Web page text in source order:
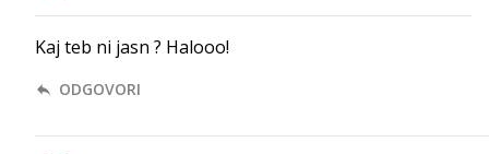
Kaj teb ni jasn ? Halooo!
ODGOVORI